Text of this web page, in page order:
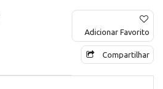
Adicionar Favorito
Compartilhar